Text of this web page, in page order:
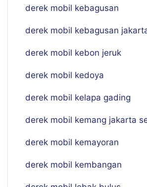
derek mobil kebagusan
derek mobil kebagusan
derek mobil kebon jeruk
derek mobil kedoya
derek mobil kelapa gading
derek mobil kemang jakarta
derek mobil kemayoran
derek mobil kembangan